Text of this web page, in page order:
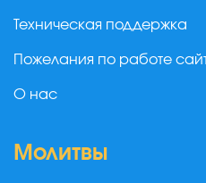
Техническая поддержка
Пожелания по работе
О нас
Молитвы